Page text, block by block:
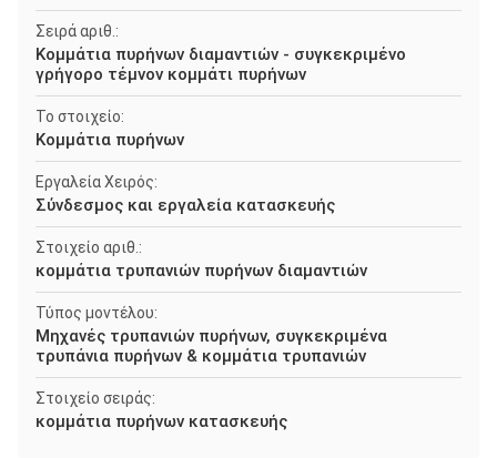
Σειρά αριθ.:
Κομμάτια πυρήνων διαμαντιών - συγκεκριμένο
γρήγορο τέμνον κομμάτι πυρήνων
Το στοιχείο:
Κομμάτια πυρήνων
Εργαλεία Χειρός:
Σύνδεσμος και εργαλεία κατασκευής
Στοιχείο αριθ.:
κομμάτια τρυπανιών πυρήνων διαμαντιών
Τύπος μοντέλου:
Μηχανές τρυπανιών πυρήνων, συγκεκριμένα
τρυπάνια πυρήνων & κομμάτια τρυπανιών
Στοιχείο σειράς:
κομμάτια πυρήνων κατασκευής